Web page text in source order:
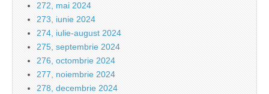
272, mai 2024
273, iunie 2024
274, iulie-august 2024
275, septembrie 2024
276, octombrie 2024
277, noiembrie 2024
278, decembrie 2024